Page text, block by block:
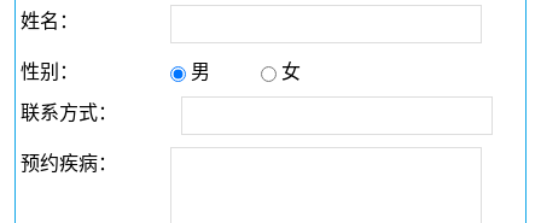
姓名：
性别： 男
女
联系方式：
预约疾病：